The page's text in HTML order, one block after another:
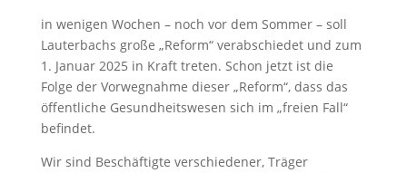
in wenigen Wochen – noch vor dem Sommer – soll
Lauterbachs große „Reform“ verabschiedet und zum
1. Januar 2025 in Kraft treten. Schon jetzt ist die
Folge der Vorwegnahme dieser „Reform“, dass das
öffentliche Gesundheitswesen sich im „freien Fall“
befindet.
Wir sind Beschäftigte verschiedener, Träger